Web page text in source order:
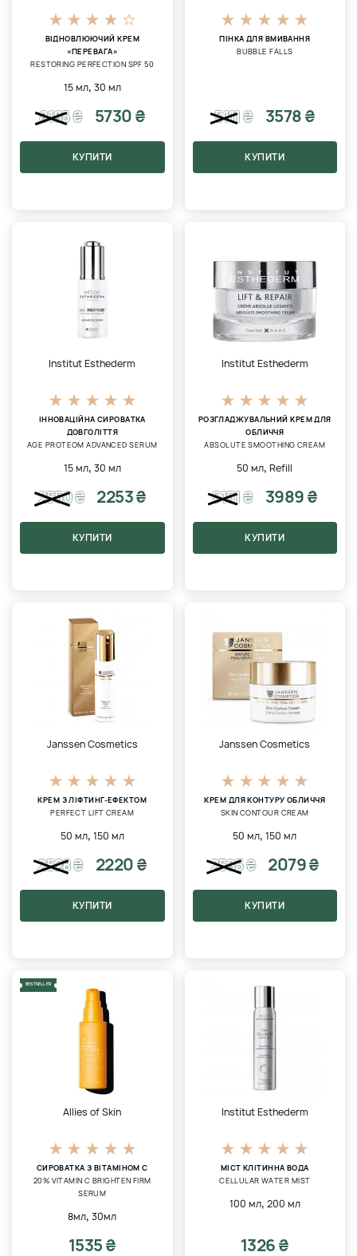
ВІДНОВЛЮЮЧИЙ КРЕМ
«ПЕРЕВАГА»
RESTORING PERFECTION SPF 50
15 мл, 30 мл
8185₴ 5730 ₴
КУПИТИ
ПІНКА ДЛЯ ВМИВАННЯ
BUBBLE FALLS
5111₴ 3578 ₴
КУПИТИ
Institut Esthederm
ІННОВАЦІЙНА СИРОВАТКА
ДОВГОЛІТТЯ
AGE PROTEOM ADVANCED SERUM
15 мл, 30 мл
2550₴ 2253 ₴
КУПИТИ
Institut Esthederm
РОЗГЛАДЖУВАЛЬНИЙ КРЕМ ДЛЯ
ОБЛИЧЧЯ
ABSOLUTE SMOOTHING CREAM
50 мл,Refill
5151₴ 3989 ₴
КУПИТИ
Janssen Cosmetics
КРЕМ З ЛІФТИНГ-ЕФЕКТОМ
PERFECT LIFT CREAM
50 мл, 150 мл
2528₴ 2220 ₴
КУПИТИ
Janssen Cosmetics
КРЕМ ДЛЯ КОНТУРУ ОБЛИЧЧЯ
SKIN CONTOUR CREAM
50 мл,150 мл
2585₴ 2079 ₴
КУПИТИ
BESTSELLER
Allies of Skin
СИРОВАТКА З ВІТАМІНОМ С
20% VITAMIN C BRIGHTEN FIRM
SERUM
8мл,30мл
1535 ₴
Institut Esthederm
МІСТ КЛІТИННА ВОДА
CELLULAR WATER MIST
100 мл, 200 мл
1326 ₴